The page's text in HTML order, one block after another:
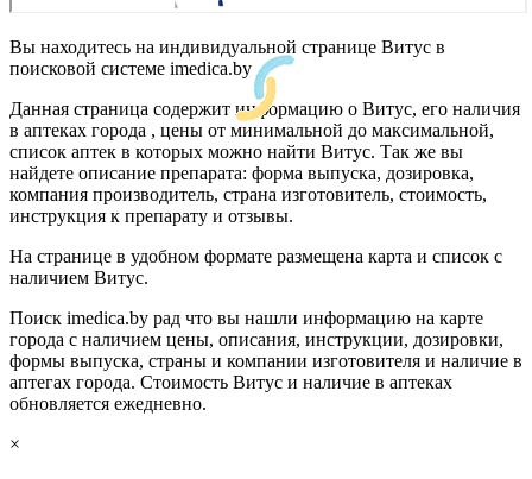
Вы находитесь на индивидуальной странице Витус в
поисковой системе imedica.by
Данная страница содержит информацию о Витус, его наличия
в аптеках города , цены от минимальной до максимальной,
список аптек в которых можно найти Витус. Так же вы
найдете описание препарата: форма выпуска, дозировка,
компания производитель, страна изготовитель, стоимость,
инструкция к препарату и отзывы.
На странице в удобном формате размещена карта и список с
наличием Витус.
Поиск imedica.by рад что вы нашли информацию на карте
города с наличием цены, описания, инструкции, дозировки,
формы выпуска, страны и компании изготовителя и наличие в
аптегах города. Стоимость Витус и наличие в аптеках
обновляется ежедневно.
×